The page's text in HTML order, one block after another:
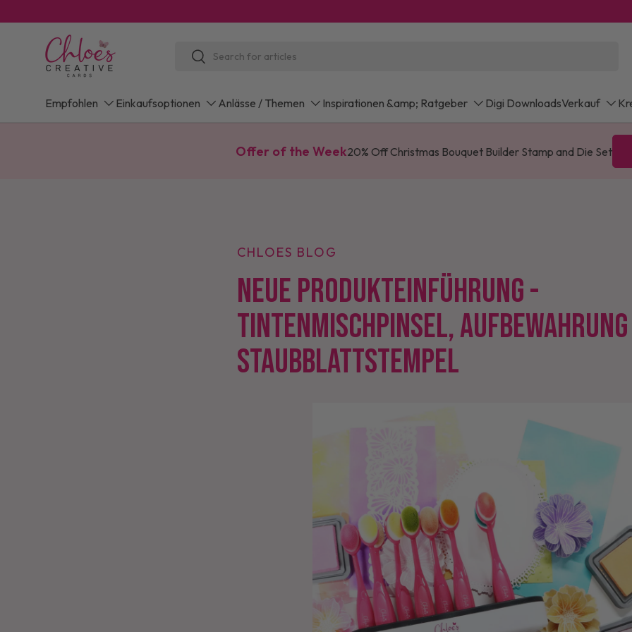
Direkt zum Inhalt
Suchen
Suchen
Empfohlen Einkaufsoptionen Anlässe / Themen Inspirationen &amp; Ratgeber Digi DownloadsVerkauf
Offer of the Week20% Off Christmas Bouquet Builder Stamp and Die Set
CHLOES BLOG
NEUE PRODUKTEINFÜHRUNG -
TINTENMISCHPINSEL,
STAUBBLATTSTEMPEL